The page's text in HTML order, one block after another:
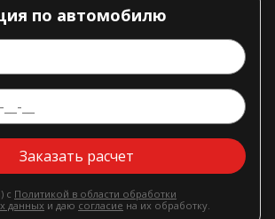
по автомобилю
Заказать расчет
с Политикой в области обработки
данных и даю согласие на их обработку.